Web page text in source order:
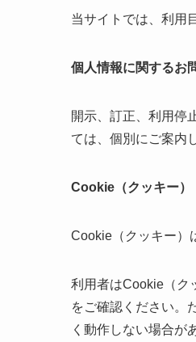
当サイトでは、利用
個人情報に関するお
開示、訂正、利用停
ては、個別にご案内
Cookie（クッキー）
Cookie（クッキー）
利用者はCookie（ク
をご確認ください。
く動作しない場合が